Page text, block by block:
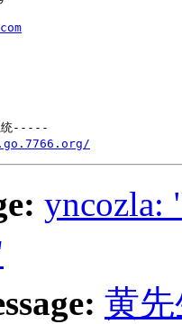
-----
yncozla:
黄